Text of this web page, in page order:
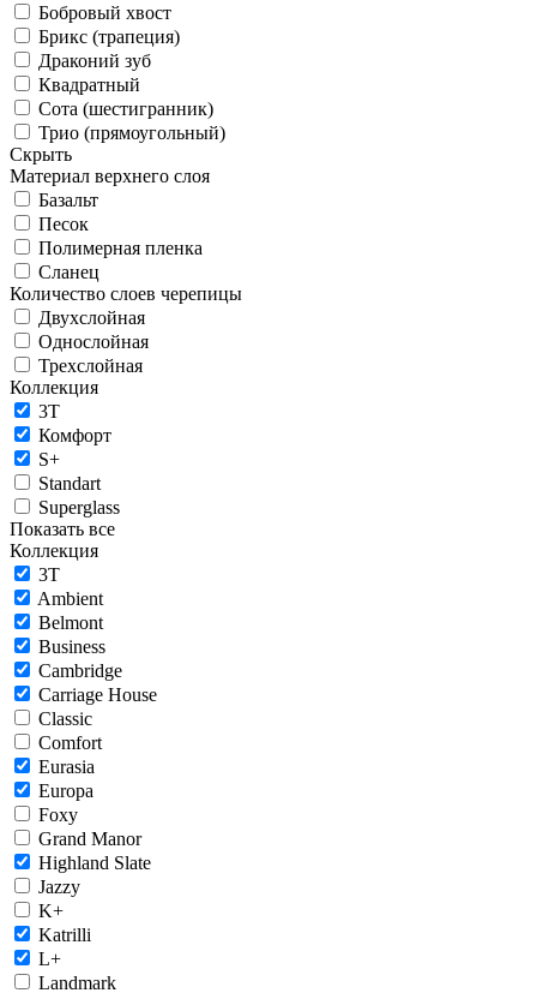
Бобровый хвост
Брикс (трапеция)
Драконий зуб
Квадратный
Сота (шестигранник)
Трио (прямоугольный)
Скрыть
Материал верхнего слоя
Базальт
Песок
Полимерная пленка
Сланец
Количество слоев черепицы
Двухслойная
Однослойная
Трехслойная
Коллекция
3T
Комфорт
S+
Standart
Superglass
Показать все
Коллекция
3T
Ambient
Belmont
Business
Cambridge
Carriage House
Classic
Comfort
Eurasia
Europa
Foxy
Grand Manor
Highland Slate
Jazzy
K+
Katrilli
L+
Landmark